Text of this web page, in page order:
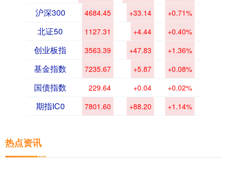
沪深300 4684.45 +33.14 +0.71%
北证50 1127.31 +4.44 +0.40%
创业板指 3563.39 +47.83 +1.36%
基金指数 7235.67 +5.87 +0.08%
国债指数 229.64 +0.04 +0.02%
期指IC0 7801.60 +88.20 +1.14%
热点资讯